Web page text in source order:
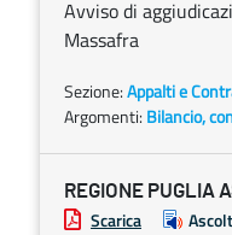
Avviso di
Massafra
Sezione:Appalti e
Argomenti: Bilancio,
REGIONE PUGLIA
Scarica